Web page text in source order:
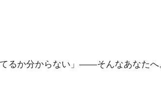
るか分からない」——そんなあなた